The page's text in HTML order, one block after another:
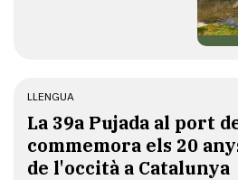
LLENGUA
​La 39a Pujada al port
commemora els 20
de l'occità a Catalunya